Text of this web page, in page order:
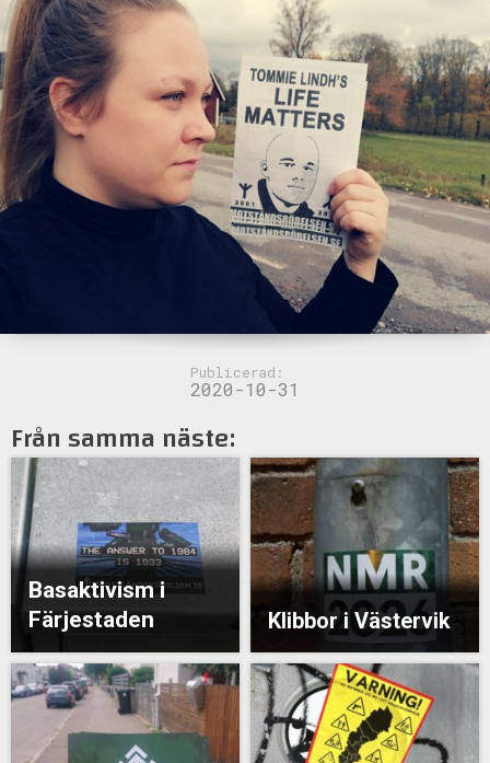
Publicerad:
2020-10-31
Från samma näste:
Basaktivism i
Färjestaden
Klibbor i Västervik